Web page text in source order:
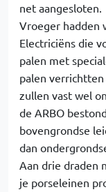
net aangesloten.
Vroeger hadden
Electriciëns die
palen met
palen verrichtten
zullen vast wel
de ARBO
bovengrondse
dan
Aan drie draden
je porseleinen